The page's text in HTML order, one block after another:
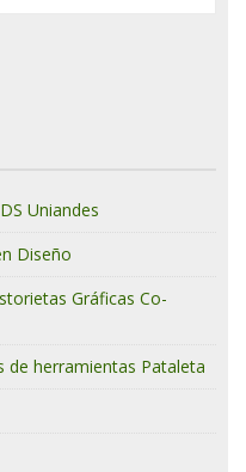
Uniandes
Diseño
Gráficas Co-
de herramientas Pataleta